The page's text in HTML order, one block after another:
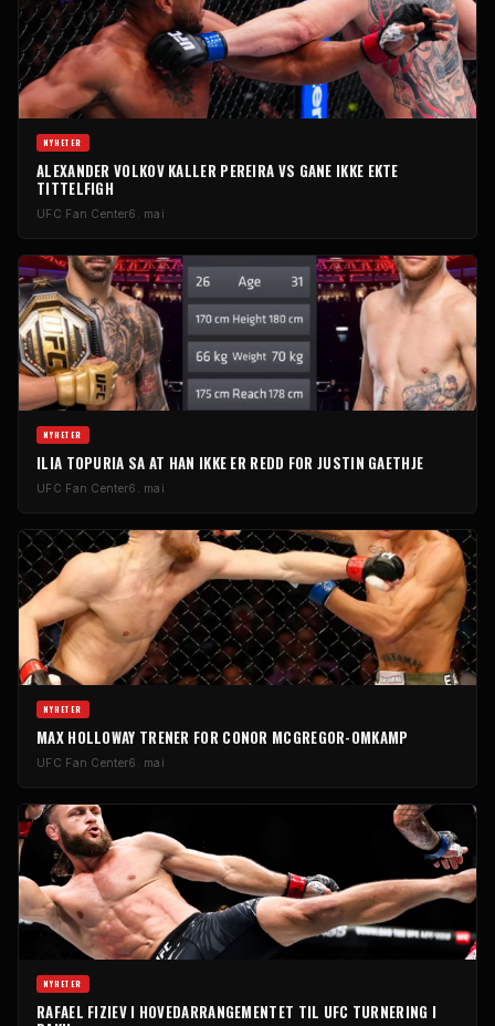
NYHETER
ALEXANDER VOLKOV KALLER PEREIRA VS GANE IKKE EKTE
TITTELFIGH
UFC Fan Center6. mai
NYHETER
ILIA TOPURIA SA AT HAN IKKE ER REDD FOR JUSTIN GAETHJE
UFC Fan Center6. mai
NYHETER
MAX HOLLOWAY TRENER FOR CONOR MCGREGOR-OMKAMP
UFC Fan Center6. mai
NYHETER
RAFAEL FIZIEV I HOVEDARRANGEMENTET TIL UFC TURNERING I